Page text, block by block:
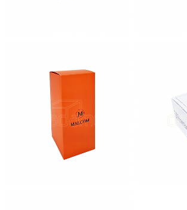
(주)디스이지 시즌바이